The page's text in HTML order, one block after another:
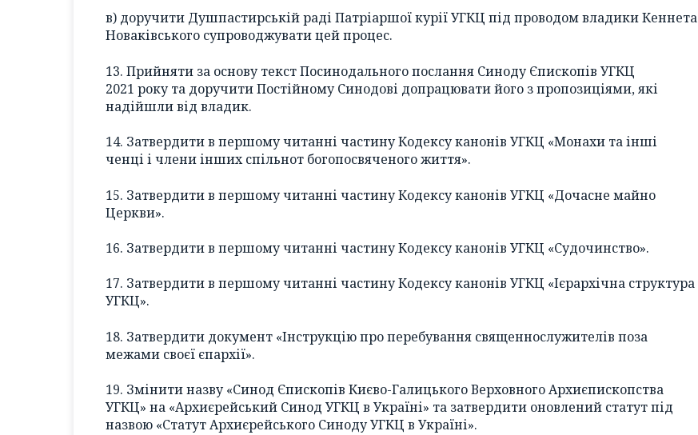
в) доручити Душпастирській раді Патріаршої курії УГКЦ під проводом владики Кеннета
Новаківського супроводжувати цей процес.
13. Прийняти за основу текст Посинодального послання Синоду Єпископів УГКЦ
2021 року та доручити Постійному Синодові допрацювати його з пропозиціями, які
надійшли від владик.
14. Затвердити в першому читанні частину Кодексу канонів УГКЦ «Монахи та інші
ченці і члени інших спільнот богопосвяченого життя».
15. Затвердити в першому читанні частину Кодексу канонів УГКЦ «Дочасне майно
Церкви».
16. Затвердити в першому читанні частину Кодексу канонів УГКЦ «Судочинство».
17. Затвердити в першому читанні частину Кодексу канонів УГКЦ «Ієрархічна структура
УГКЦ».
18. Затвердити документ «Інструкцію про перебування священнослужителів поза
межами своєї єпархії».
19. Змінити назву «Синод Єпископів Києво-Галицького Верховного Архиєпископства
УГКЦ» на «Архиєрейський Синод УГКЦ в Україні» та затвердити оновлений статут під
назвою «Статут Архиєрейського Синоду УГКЦ в Україні».